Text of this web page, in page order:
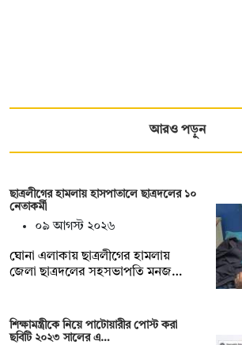
আরও পড়ুন
ছাত্রলীগের হামলায় হাসপাতালে ছাত্রদলের ১০
নেতাকর্মী
০৯ আগস্ট ২০২৬
ঘোনা এলাকায় ছাত্রলীগের হামলায়
জেলা ছাত্রদলের সহসভাপতি মনজ…
শিক্ষামন্ত্রীকে নিয়ে পাটোয়ারীর পোস্ট করা
ছবিটি ২০২৩ সালের এ…